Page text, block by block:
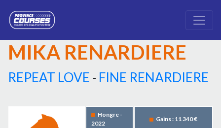
MIKA RENARDIERE
REPEAT LOVE - FINE RENARDIERE
Hongre -
2022
Gains : 11 340 €